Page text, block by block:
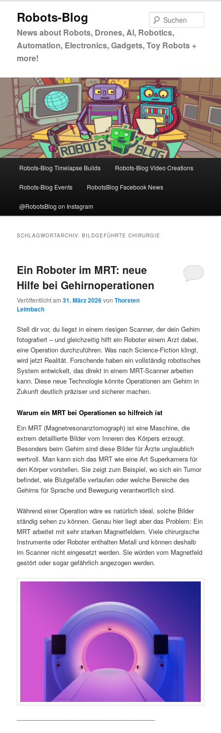
primären
springen
sekundären
springen
Robots-Blog
News about Robots, Drones, AI, Robotics,
Automation, Electronics, Gadgets, Toy Robots +
more!
Robots-Blog Timelapse Builds Robots-Blog Video Creations
Robots-Blog Events RobotsBlog Facebook News
@RobotsBlog on Instagram
SCHLAGWORTARCHIV:BILDGEFÜHRTE CHIRURGIE
Ein Roboter im MRT: neue
Hilfe bei Gehirnoperationen
Veröffentlicht am31. März 2026vonThorsten
Leimbach
Stell dir vor, du liegst in einem riesigen Scanner, der dein Gehirn
fotografiert – und gleichzeitig hilft ein Roboter einem Arzt dabei,
eine Operation durchzuführen. Was nach Science-Fiction klingt,
wird jetzt Realität. Forschende haben ein vollständig robotisches
System entwickelt, das direkt in einem MRT-Scanner arbeiten
kann. Diese neue Technologie könnte Operationen am Gehirn in
Zukunft deutlich präziser und sicherer machen.
Warum ein MRT bei Operationen so hilfreich ist
Ein MRT (Magnetresonanztomograph) ist eine Maschine, die
extrem detaillierte Bilder vom Inneren des Körpers erzeugt.
Besonders beim Gehirn sind diese Bilder für Ärzte unglaublich
wertvoll. Man kann sich das MRT wie eine Art Superkamera für
den Körper vorstellen. Sie zeigt zum Beispiel, wo sich ein Tumor
befindet, wie Blutgefäße verlaufen oder welche Bereiche des
Gehirns für Sprache und Bewegung verantwortlich sind.
Während einer Operation wäre es natürlich ideal, solche Bilder
ständig sehen zu können. Genau hier liegt aber das Problem: Ein
MRT arbeitet mit sehr starken Magnetfeldern. Viele chirurgische
Instrumente oder Roboter enthalten Metall und können deshalb
im Scanner nicht eingesetzt werden. Sie würden vom Magnetfeld
gestört oder sogar gefährlich angezogen werden.